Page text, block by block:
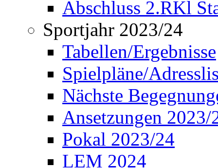
Abschluss 2.RKl
Sportjahr 2023/24
Tabellen/Ergebnisse
Spielpläne/
Nächste
Ansetzungen 2023/
Pokal 2023/24
LEM 2024